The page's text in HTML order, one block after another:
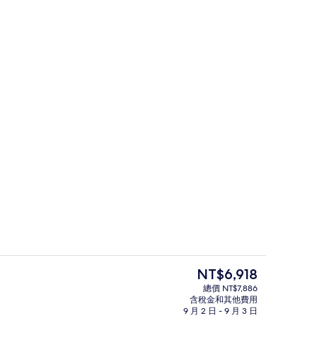
接待櫃台
目
前
的
價
NT$6,918
總價 NT$7,886
含稅金和其他費用
9 月 2 日 - 9 月 3 日